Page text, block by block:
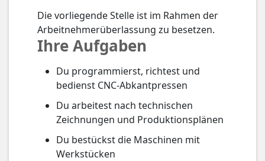
Die vorliegende Stelle ist im Rahmen der
Arbeitnehmerüberlassung zu besetzen.
Ihre Aufgaben
Du programmierst, richtest und
bedienst CNC-Abkantpressen
Du arbeitest nach technischen
Zeichnungen und Produktionsplänen
Du bestückst die Maschinen mit
Werkstücken